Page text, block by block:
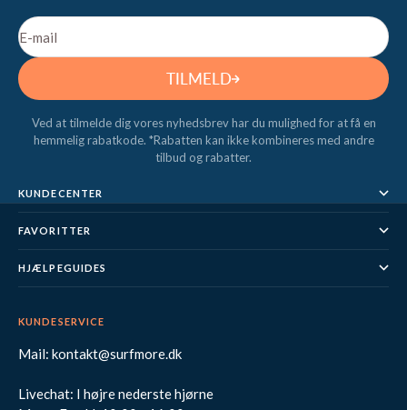
E-mail
TILMELD
Ved at tilmelde dig vores nyhedsbrev har du mulighed for at få en
hemmelig rabatkode. *Rabatten kan ikke kombineres med andre
tilbud og rabatter.
KUNDECENTER
FAVORITTER
HJÆLPEGUIDES
KUNDESERVICE
Mail: kontakt@surfmore.dk
Livechat: I højre nederste hjørne